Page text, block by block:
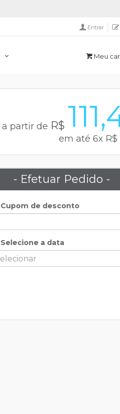
Entrar
Meu
a partir de R$
em até 6x R$
- Efetuar Pedido -
Cupom de desconto
Selecione a data